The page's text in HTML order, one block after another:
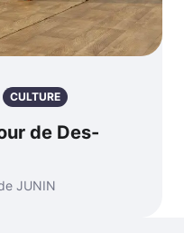
CULTURE
de Des-
JUNIN